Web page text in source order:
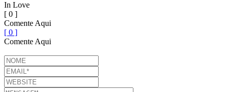
In Love
[ 0 ]
Comente Aqui
[ 0 ]
Comente Aqui